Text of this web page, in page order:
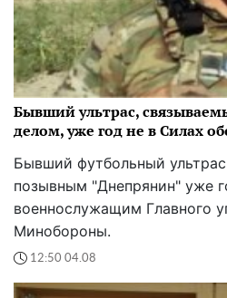
Бывший ультрас,
делом, уже год не в Силах
Бывший футбольный
позывным "Днепрянин" уже
военнослужащим Главного
Минобороны.
12:50 04.08